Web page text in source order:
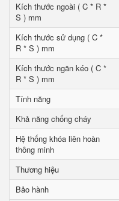
Kích thước ngoài ( C * R *
S ) mm
Kích thước sử dụng ( C *
R * S ) mm
Kích thước ngăn kéo ( C *
R * S ) mm
Tính năng
Khả năng chống cháy
Hệ thống khóa liên hoàn
thông minh
Thương hiệu
Bảo hành